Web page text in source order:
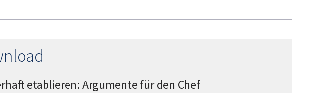
etablieren: Argumente für den Chef